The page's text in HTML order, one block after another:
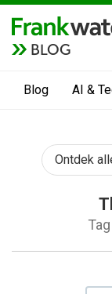
BLOG
Blog AI &
Ontdek
Tag